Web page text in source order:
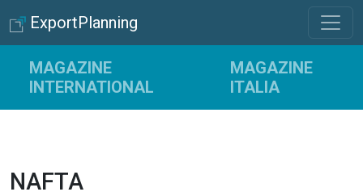
ExportPlanning
MAGAZINE
INTERNATIONAL
MAGAZINE
ITALIA
NAFTA